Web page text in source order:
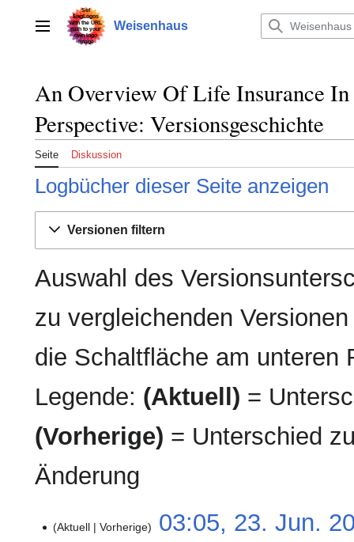
springenHauptmenü Weisenhaus
An Overview Of Life Insurance
Perspective: Versionsgeschichte
Seite Diskussion
Logbücher dieser Seite anzeigen
Versionen filtern
Auswahl des
zu vergleichenden
die Schaltfläche am unteren
Legende: (Aktuell) =
(Vorherige) = Unterschied
Änderung
JuniAktuell Vorherige
03:05, 23. Jun.